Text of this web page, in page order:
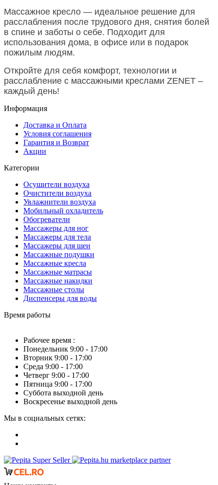
Массажное кресло — идеальное решение для
расслабления после трудового дня, снятия болей
в спине и заботы о себе. Подходит для
использования дома, в офисе или в подарок
пожилым людям.
Откройте для себя комфорт, технологии и
расслабление с массажными креслами ZENET –
каждый день!
Информация
Доставка и Оплата
Условия соглашения
Гарантия и Возврат
Акции
Категории
Осушители воздуха
Очистители воздуха
Увлажнители воздуха
Мобильный охладитель
Обогреватели
Массажеры для ног
Массажеры для тела
Массажеры для шеи
Массажные подушки
Массажные кресла
Массажные матрасы
Массажные накидки
Массажные столы
Диспенсеры для воды
Время работы
Рабочее время :
Понедельник 9:00 - 17:00
Вторник 9:00 - 17:00
Среда 9:00 - 17:00
Четверг 9:00 - 17:00
Пятница 9:00 - 17:00
Суббота выходной день
Воскресенье выходной день
Мы в социальных сетях:
marketplace partner